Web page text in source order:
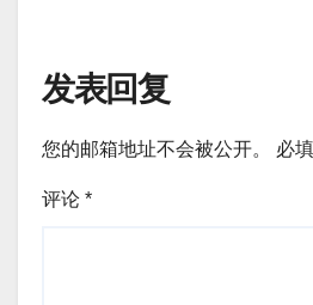
发表回复
您的邮箱地址不会被公开。 必
评论 *